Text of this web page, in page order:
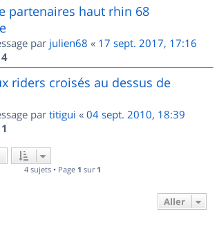
partenaires haut rhin 68
par julien68 « 17 sept. 2017, 17:16
4
riders croisés au dessus de
par titigui « 04 sept. 2010, 18:39
1
4 sujets • Page 1 sur 1
Aller